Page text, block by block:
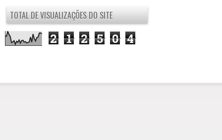
TOTAL DE VISUALIZAÇÕES DO SITE
2 1 2 5 0 4